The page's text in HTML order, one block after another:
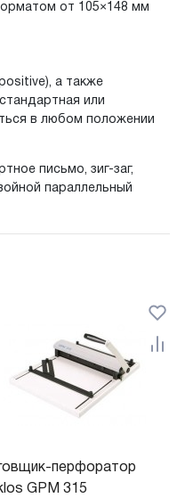
от 105×148 мм
а также
или
в любом положении
письмо, зиг-заг,
параллельный
перфоратор
GPM 315